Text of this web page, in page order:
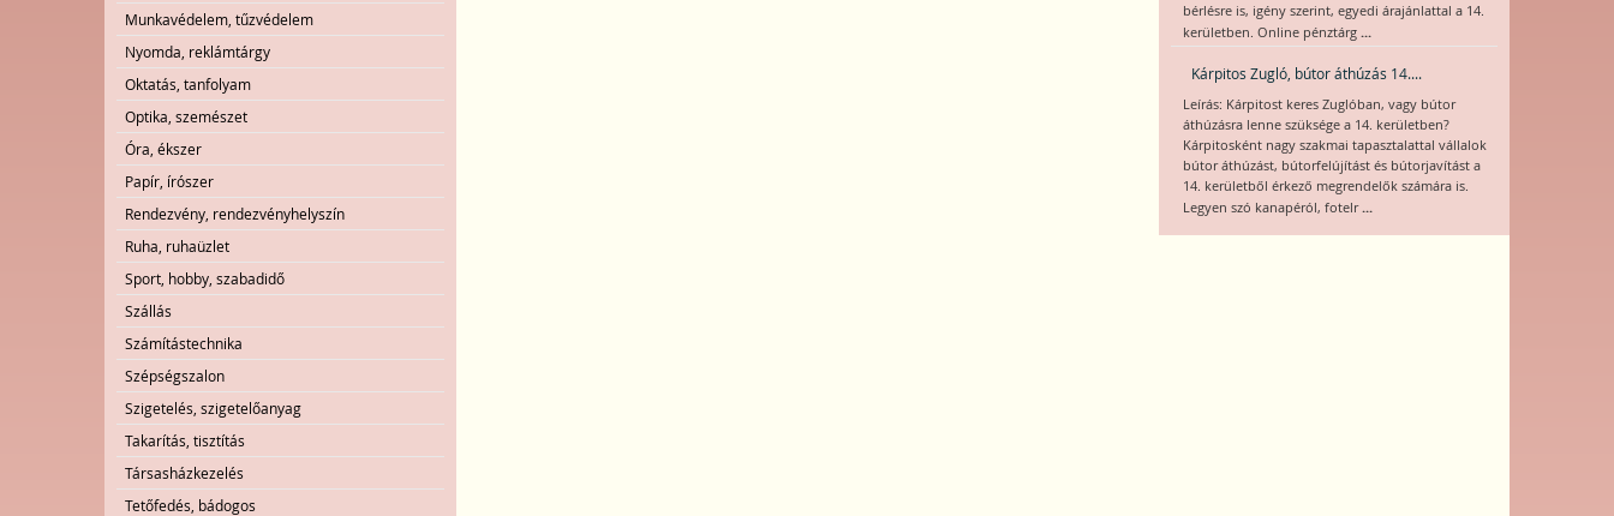
Munkavédelem, tűzvédelem
Nyomda, reklámtárgy
Oktatás, tanfolyam
Optika, szemészet
Óra, ékszer
Papír, írószer
Rendezvény, rendezvényhelyszín
Ruha, ruhaüzlet
Sport, hobby, szabadidő
Szállás
Számítástechnika
Szépségszalon
Szigetelés, szigetelőanyag
Takarítás, tisztítás
Társasházkezelés
Tetőfedés, bádogos
bérlésre is, igény szerint, egyedi árajánlattal a 14.
kerületben. Online pénztárg ...
Kárpitos Zugló, bútor áthúzás 14....
Leírás: Kárpitost keres Zuglóban, vagy bútor
áthúzásra lenne szüksége a 14. kerületben?
Kárpitosként nagy szakmai tapasztalattal vállalok
bútor áthúzást, bútorfelújítást és bútorjavítást a
14. kerületből érkező megrendelők számára is.
Legyen szó kanapéról, fotelr...